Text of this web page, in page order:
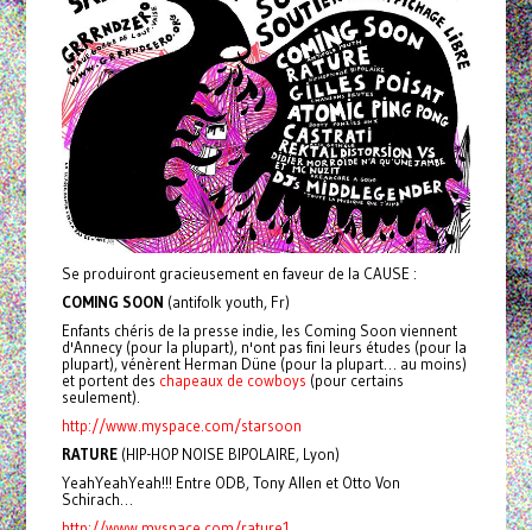
Se produiront gracieusement en faveur de la CAUSE :
COMING SOON (antifolk youth, Fr)
Enfants chéris de la presse indie, les Coming Soon viennent
d'Annecy (pour la plupart), n'ont pas fini leurs études (pour la
plupart), vénèrent Herman Düne (pour la plupart… au moins)
et portent des chapeaux de cowboys (pour certains
seulement).
http://www.myspace.com/starsoon
RATURE(HIP-HOP NOISE BIPOLAIRE, Lyon)
YeahYeahYeah!!! Entre ODB, Tony Allen et Otto Von
Schirach…